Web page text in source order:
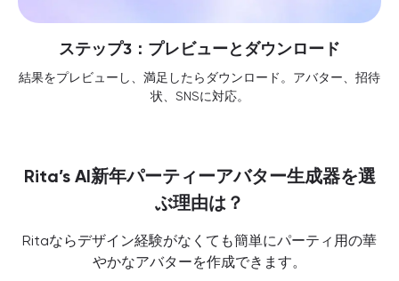
ステップ3：プレビューとダウンロード
結果をプレビューし、満足したらダウンロード。アバター、招待
状、SNSに対応。
Rita’s AI新年パーティーアバター生成器を選
ぶ理由は？
Ritaならデザイン経験がなくても簡単にパーティ用の華
やかなアバターを作成できます。